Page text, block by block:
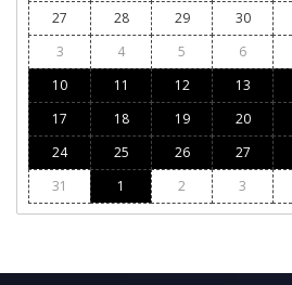
27
28 29 30
3
4 5 6
10
11 12 13
17
18 19 20
24
25 26 27
31
1 2 3